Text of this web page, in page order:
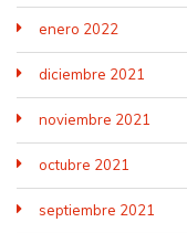
enero 2022
diciembre 2021
noviembre 2021
octubre 2021
septiembre 2021